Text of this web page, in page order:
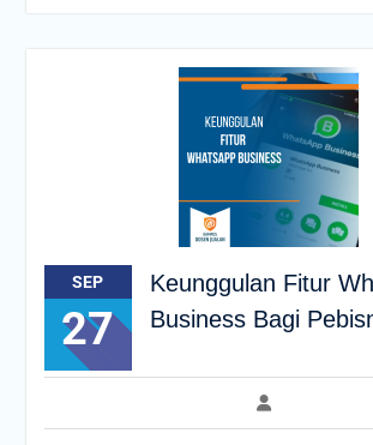
SEP
27
Keunggulan Fitur
Business Bagi